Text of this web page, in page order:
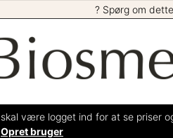
? Spørg om
være logget ind for at se priser
Opret bruger